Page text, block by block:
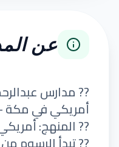
عن
?? مدارس
أمريكي في مكة
?? المنهج: